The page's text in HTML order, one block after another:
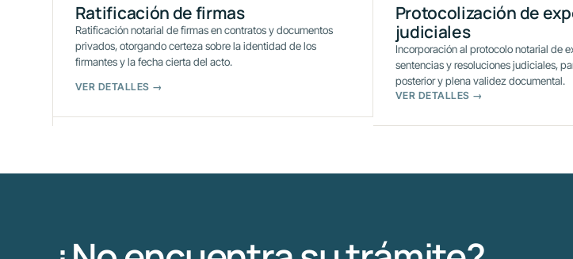
Ratificación de firmas
Ratificación notarial de firmas en contratos y documentos
privados, otorgando certeza sobre la identidad de los
firmantes y la fecha cierta del acto.
VER DETALLES →
Protocolización de
judiciales
Incorporación al protocolo notarial de
sentencias y resoluciones judiciales,
posterior y plena validez documental.
VER DETALLES →